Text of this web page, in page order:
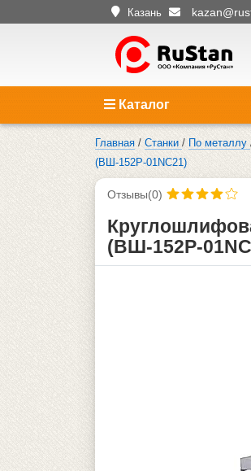
Казань
Каталог
Главная / Станки / По металлу
(ВШ-152Р-01NC21)
Отзывы(0)
(ВШ-152Р-